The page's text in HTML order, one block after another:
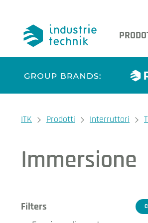
You are here:
ITK Prodotti Interruttori
Immersione
Filters